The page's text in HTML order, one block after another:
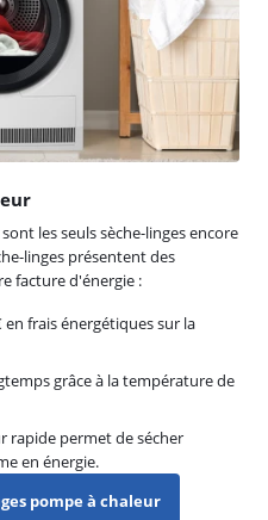
les seuls sèche-linges encore
linges présentent des
facture d'énergie :
frais énergétiques sur la
grâce à la température de
rapide permet de sécher
en énergie.
pompe à chaleur